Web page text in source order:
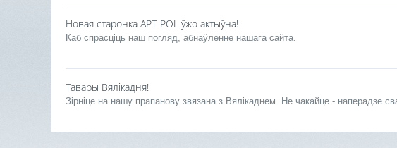
Новая старонка АРТ-POL ўжо актыўна!
Каб спрасціць наш погляд, абнаўленне нашага сайта.
Тавары Вялікадня!
Зірніце на нашу прапанову звязана з Вялікаднем. Не чакайце - наперадзе